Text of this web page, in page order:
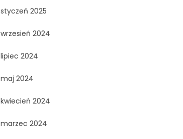
styczeń 2025
wrzesień 2024
lipiec 2024
maj 2024
kwiecień 2024
marzec 2024